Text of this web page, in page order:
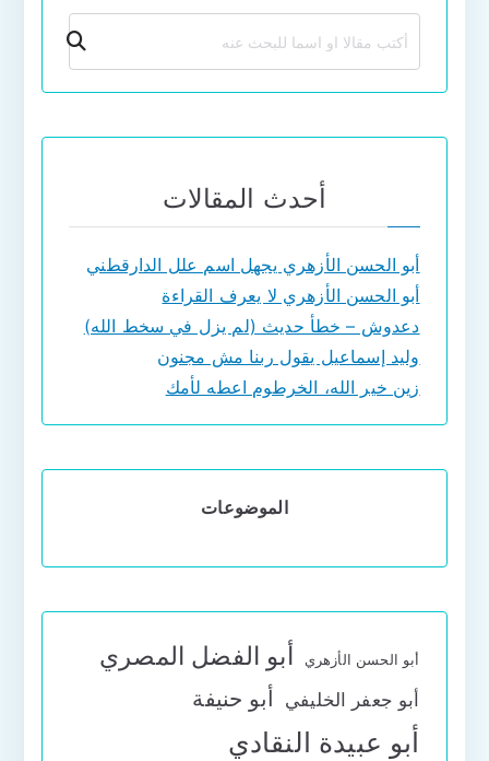
بحث
أحدث المقالات
أبو الحسن الأزهري يجهل اسم علل الدارقطني
أبو الحسن الأزهري لا يعرف القراءة
دعدوش – خطأ حديث (لم يزل في سخط الله)
وليد إسماعيل يقول ربنا مش مجنون
زين خير الله، الخرطوم اعطه لأمك
الموضوعات
أبو الحسن الأزهري أبو الفضل المصري
أبو جعفر الخليفي أبو حنيفة
أبو عبيدة النقادي